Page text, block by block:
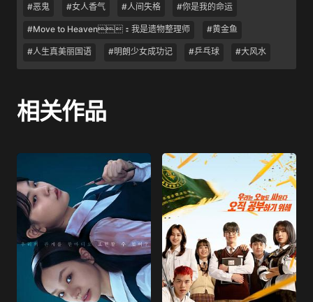
#恶鬼 #女人香气 #人间失格 #你是我的命运
#Move to Heaven：我是遗物整理师 #黄金鱼
#人生真美丽国语 #明朗少女成功记 #乒乓球 #大风水
相关作品